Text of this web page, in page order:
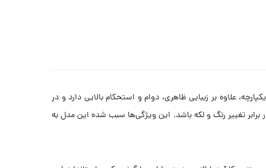
علاوه بر زیبایی ظاهری، دوام و استحکام بالایی دارد و در
تغییر رنگ و لکه باشد. این ویژگی‌ها سبب شده این مدل به